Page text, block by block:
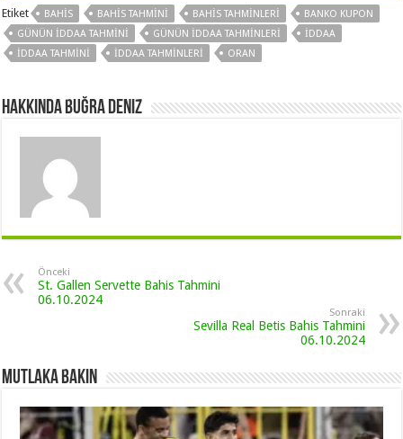
Etiket BAHIS BAHIS TAHMINI BAHIS TAHMINLERI
BANKO KUPON
GÜNÜN IDDAA TAHMINI
GÜNÜN IDDAA TAHMINLERI
IDDAA
IDDAA TAHMINI
IDDAA TAHMINLERI ORAN
Hakkında Buğra Deniz
Önceki
St. Gallen Servette Bahis Tahmini
06.10.2024
Sonraki
Sevilla Real Betis Bahis Tahmini
06.10.2024
Mutlaka Bakın